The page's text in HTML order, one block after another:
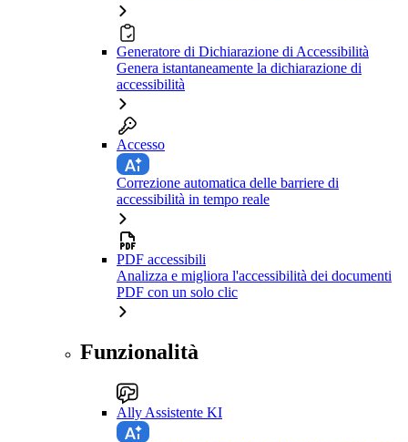
Generatore di Dichiarazione di Accessibilità
Genera istantaneamente la dichiarazione di
accessibilità
Accesso
Correzione automatica delle barriere di
accessibilità in tempo reale
PDF accessibili
Analizza e migliora l'accessibilità dei documenti
PDF con un solo clic
Funzionalità
Ally Assistente KI